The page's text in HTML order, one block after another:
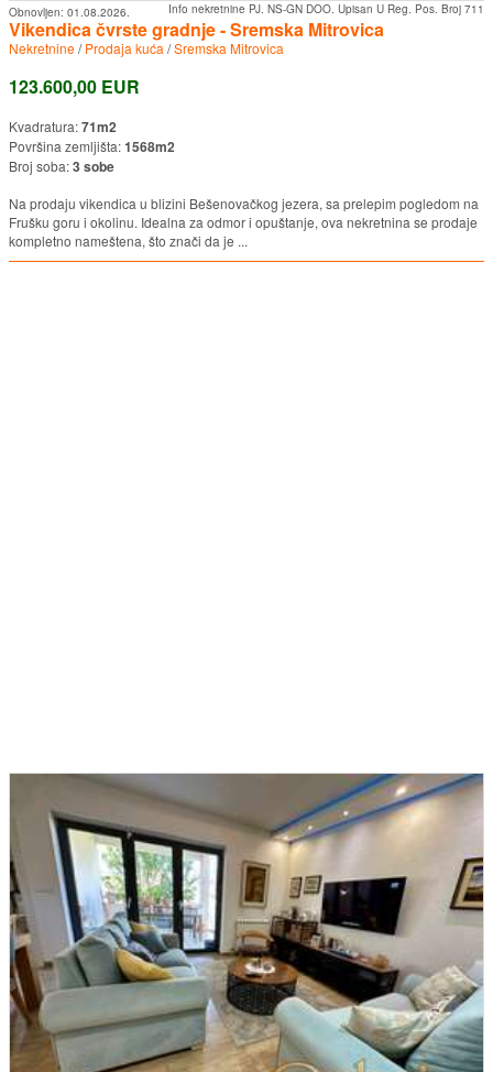
Info nekretnine PJ. NS-GN DOO. Upisan U Reg. Pos. Broj 711
Obnovljen: 01.08.2026.
Vikendica čvrste gradnje - Sremska Mitrovica
Nekretnine/Prodaja kuća /Sremska Mitrovica
123.600,00 EUR
Kvadratura:71m2
Površina zemljišta:1568m2
Broj soba:3 sobe
Na prodaju vikendica u blizini Bešenovačkog jezera, sa prelepim pogledom na
Frušku goru i okolinu. Idealna za odmor i opuštanje, ova nekretnina se prodaje
kompletno nameštena, što znači da je ...